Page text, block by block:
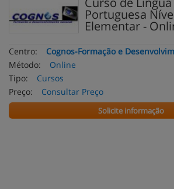
Portuguesa
Elementar -
Centro:
Cognos-Formação e
Método:
Online
Tipo:
Cursos
Preço:
Consultar Preço
Solicite informação